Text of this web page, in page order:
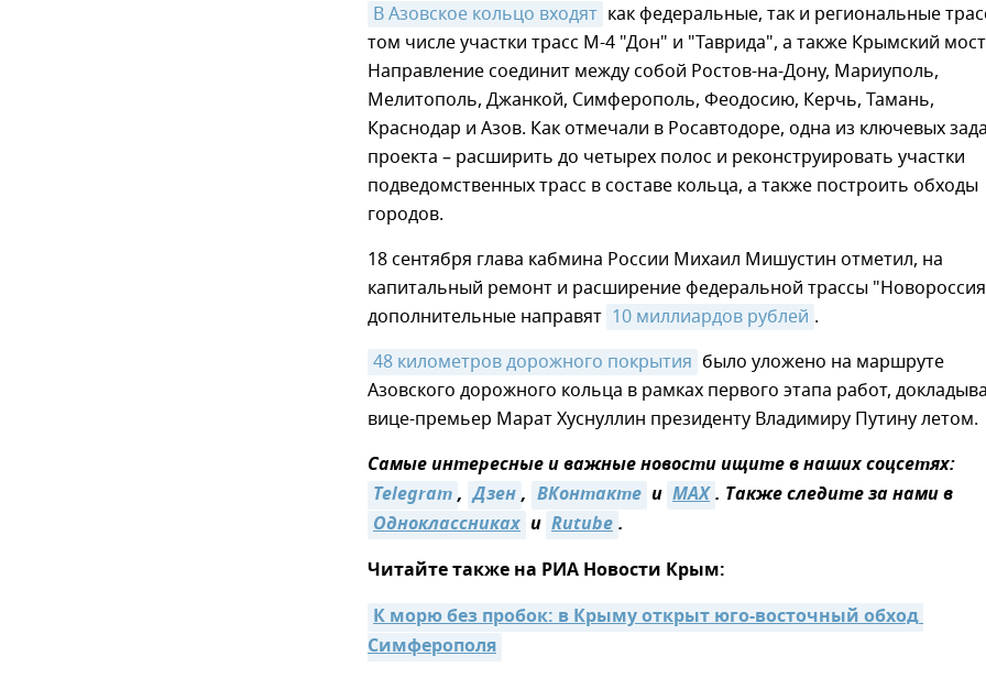
В Азовское кольцо входят как федеральные, так и региональные
том числе участки трасс М-4 "Дон" и "Таврида", а также Крымский
Направление соединит между собой Ростов-на-Дону, Мариуполь,
Мелитополь, Джанкой, Симферополь, Феодосию, Керчь, Тамань,
Краснодар и Азов. Как отмечали в Росавтодоре, одна из ключевых
проекта – расширить до четырех полос и реконструировать участки
подведомственных трасс в составе кольца, а также построить обходы
городов.
18 сентября глава кабмина России Михаил Мишустин отметил, на
капитальный ремонт и расширение федеральной трассы
дополнительные направят 10 миллиардов рублей .
48 километров дорожного покрытия было уложено на маршруте
Азовского дорожного кольца в рамках первого этапа работ,
вице-премьер Марат Хуснуллин президенту Владимиру Путину летом.
Самые интересные и важные новости ищите в наших соцсетях:
Telegram, Дзен, ВКонтакте и MAX. Также следите за нами в
Одноклассниках и Rutube.
Читайте также на РИА Новости Крым:
К морю без пробок: в Крыму открыт юго-восточный обход
Симферополя